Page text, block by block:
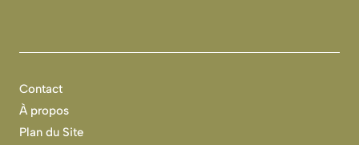
Contact
À propos
Plan du Site